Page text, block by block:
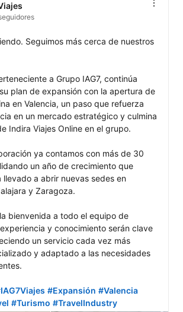
Seguimos más cerca de nuestros
a Grupo IAG7, continúa
plan de expansión con la apertura de
en Valencia, un paso que refuerza
en un mercado estratégico y culmina
Indira Viajes Online en el grupo.
ya contamos con más de 30
un año de crecimiento que
llevado a abrir nuevas sedes en
y Zaragoza.
bienvenida a todo el equipo de
y conocimiento serán clave
un servicio cada vez más
y adaptado a las necesidades
#Expansión #Valencia
#Turismo #TravelIndustry